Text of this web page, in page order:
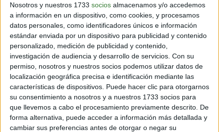
Nosotros y nuestros 1733 socios almacenamos y/o accedemos
a información en un dispositivo, como cookies, y procesamos
datos personales, como identificadores únicos e información
estándar enviada por un dispositivo para publicidad y contenido
personalizado, medición de publicidad y contenido,
investigación de audiencia y desarrollo de servicios. Con su
permiso, nosotros y nuestros socios podemos utilizar datos de
localización geográfica precisa e identificación mediante las
características de dispositivos. Puede hacer clic para otorgarnos
su consentimiento a nosotros y a nuestros 1733 socios para
que llevemos a cabo el procesamiento previamente descrito. De
forma alternativa, puede acceder a información más detallada y
cambiar sus preferencias antes de otorgar o negar su
Extender la mezcla uniformemente en un recipiente redondo. Este
recipiente debería ser un poco más pequeño que el segundo que
utilizarás para la parte de arriba.3) Congélalo hasta que quede
Para la capa de crema4) Mezcla todos los ingredientes hasta que
quede homogéneo. Agrega la menor cantidad de agua posible o
incluso nada si puedes evitarla. Cuanta menos cantidad de agua
utilizas, más cremosa será la mezcla.
5) Utilizando el molde de mayor tamaño, coloque la capa rosa
congelada en el interior y luego vierte la crema recubriendo la capa
rosa por completo.6) Congela hasta que quede sólido y después
decora a gusto tanto con menta como con bayas.7) Una vez que
hayas disfrutado de esta riquísima torta, puedes volver a guardarla
en el congelador.